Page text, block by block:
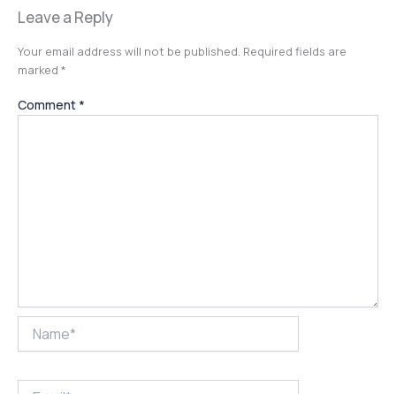
Leave a Reply
Your email address will not be published. Required fields are
marked *
Comment *